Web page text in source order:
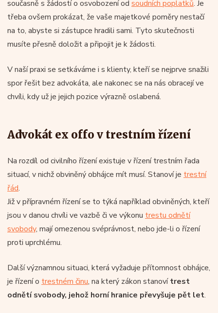
současně s žádostí o osvobození od soudních poplatků. Je
třeba ovšem prokázat, že vaše majetkové poměry nestačí
na to, abyste si zástupce hradili sami. Tyto skutečnosti
musíte přesně doložit a připojit je k žádosti.
V naší praxi se setkáváme i s klienty, kteří se nejprve snažili
spor řešit bez advokáta, ale nakonec se na nás obracejí ve
chvíli, kdy už je jejich pozice výrazně oslabená.
Advokát ex offo v trestním řízení
Na rozdíl od civilního řízení existuje v řízení trestním řada
situací, v nichž obviněný obhájce mít musí. Stanoví je trestní
řád.
Již v přípravném řízení se to týká například obviněných, kteří
jsou v danou chvíli ve vazbě či ve výkonu trestu odnětí
svobody, mají omezenou svéprávnost, nebo jde-li o řízení
proti uprchlému.
Další významnou situaci, která vyžaduje přítomnost obhájce,
je řízení o trestném činu, na který zákon stanovítrest
odnětí svobody, jehož horní hranice převyšuje pět let.